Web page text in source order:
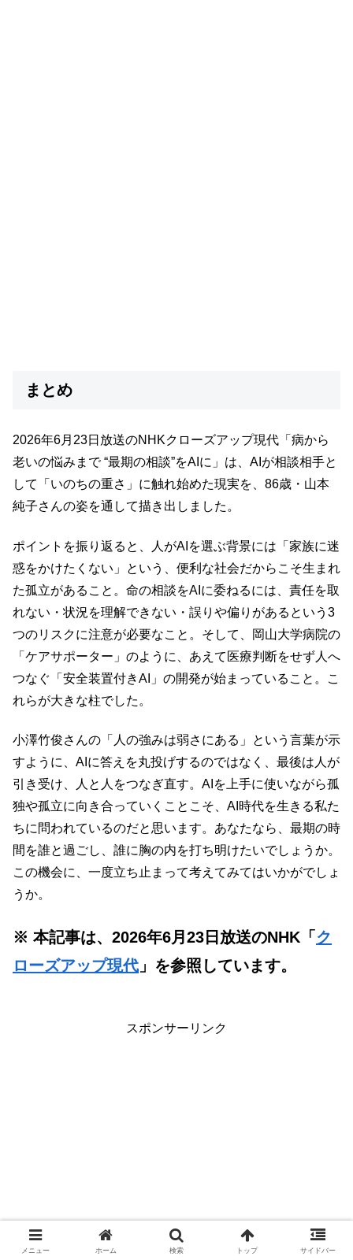
まとめ
2026年6月23日放送のNHKクローズアップ現代「病から
老いの悩みまで “最期の相談”をAIに」は、AIが相談相手と
して「いのちの重さ」に触れ始めた現実を、86歳・山本
純子さんの姿を通して描き出しました。
ポイントを振り返ると、人がAIを選ぶ背景には「家族に迷
惑をかけたくない」という、便利な社会だからこそ生まれ
た孤立があること。命の相談をAIに委ねるには、責任を取
れない・状況を理解できない・誤りや偏りがあるという3
つのリスクに注意が必要なこと。そして、岡山大学病院の
「ケアサポーター」のように、あえて医療判断をせず人へ
つなぐ「安全装置付きAI」の開発が始まっていること。こ
れらが大きな柱でした。
小澤竹俊さんの「人の強みは弱さにある」という言葉が示
すように、AIに答えを丸投げするのではなく、最後は人が
引き受け、人と人をつなぎ直す。AIを上手に使いながら孤
独や孤立に向き合っていくことこそ、AI時代を生きる私た
ちに問われているのだと思います。あなたなら、最期の時
間を誰と過ごし、誰に胸の内を打ち明けたいでしょうか。
この機会に、一度立ち止まって考えてみてはいかがでしょ
うか。
※ 本記事は、2026年6月23日放送のNHK「 ク
ローズアップ現代 」を参照しています。
スポンサーリンク
メニュー ホーム 検索 トップ サイドバー